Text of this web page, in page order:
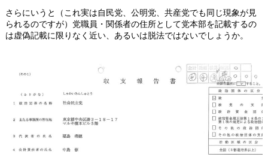
さらにいうと（これ実は自民党、公明党、共産党でも同じ現象が見
られるのですが）党職員・関係者の住所として党本部を記載するの
は虚偽記載に限りなく近い、あるいは脱法ではないでしょうか。